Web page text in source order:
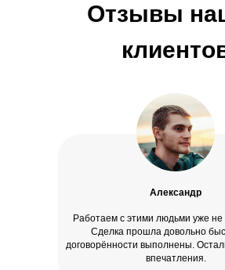
Александр
Работаем с этими людьми уже
Сделка прошла довольно
договорённости выполнены.
впечатления.
Отзывы